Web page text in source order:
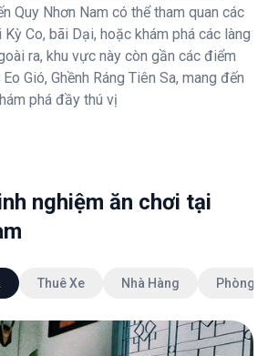
Quy Nhơn Nam có thể tham quan các
Co, bãi Dại, hoặc khám phá các làng
ra, khu vực này còn gần các điểm
Gió, Ghềnh Ráng Tiên Sa, mang đến
phá đầy thú vị
nghiệm ăn chơi tại
Thuê Xe Nhà Hàng Phòng